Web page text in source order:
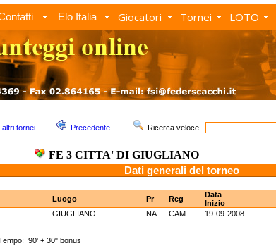
Elo Italia Giocatori Tornei LOTO
tornei Precedente Ricerca veloce
FE 3 CITTA' DI GIUGLIANO
Dati generali del torneo
Luogo Pr Reg
Data
Inizio
GIUGLIANO NA CAM 19-09-2008
90' + 30" bonus